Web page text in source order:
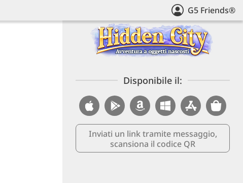
G5 Friends®
Disponibile il:
Inviati un link tramite messaggio,
scansiona il codice QR